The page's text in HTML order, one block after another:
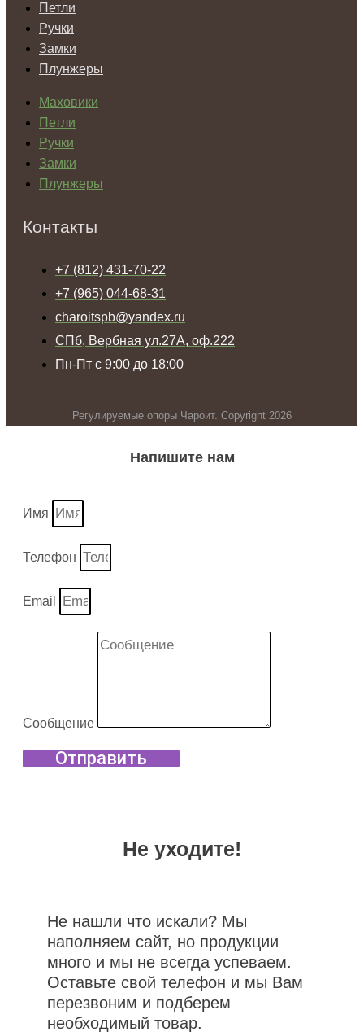
Петли
Ручки
Замки
Плунжеры
Маховики
Петли
Ручки
Замки
Плунжеры
Контакты
+7 (812) 431-70-22
+7 (965) 044-68-31
charoitspb@yandex.ru
СПб, Вербная ул.27А, оф.222
Пн-Пт с 9:00 до 18:00
Регулируемые опоры Чароит. Copyright 2026
Напишите нам
Имя
Телефон
Email
Сообщение
Отправить
Не уходите!
Не нашли что искали? Мы
наполняем сайт, но продукции
много и мы не всегда успеваем.
Оставьте свой телефон и мы Вам
перезвоним и подберем
необходимый товар.